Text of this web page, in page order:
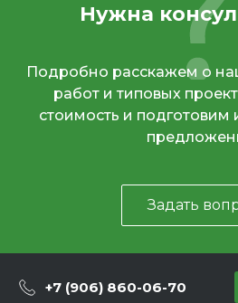
Нужна
Подробно расскажем о
работ и типовых
стоимость и
Задать
+7 (906) 860-06-70